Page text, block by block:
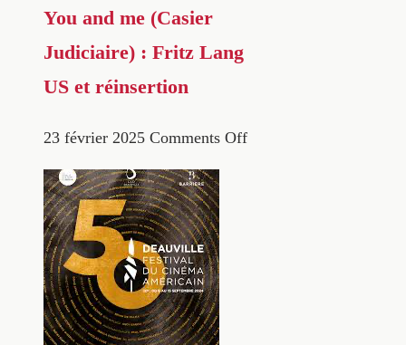
You and me (Casier
Judiciaire) : Fritz Lang
US et réinsertion
23 février 2025 Comments Off